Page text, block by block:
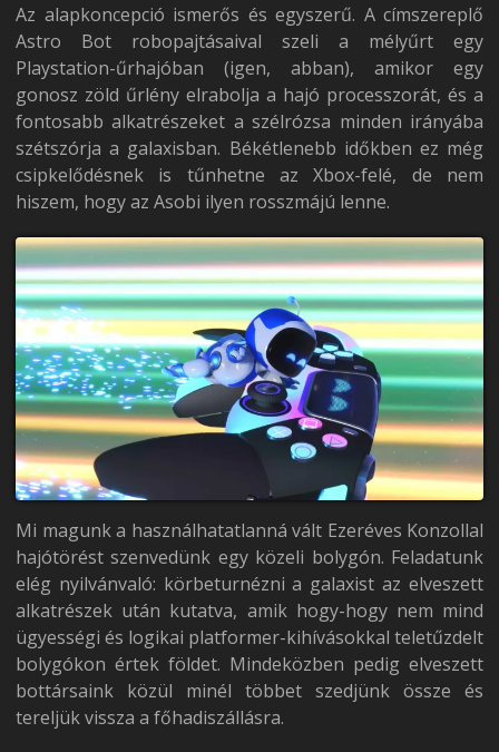
Az alapkoncepció ismerős és egyszerű. A címszereplő
Astro Bot robopajtásaival szeli a mélyűrt egy
Playstation-űrhajóban (igen, abban), amikor egy
gonosz zöld űrlény elrabolja a hajó processzorát, és a
fontosabb alkatrészeket a szélrózsa minden irányába
szétszórja a galaxisban. Békétlenebb időkben ez még
csipkelődésnek is tűnhetne az Xbox-felé, de nem
hiszem, hogy az Asobi ilyen rosszmájú lenne.
Mi magunk a használhatatlanná vált Ezeréves Konzollal
hajótörést szenvedünk egy közeli bolygón. Feladatunk
elég nyilvánvaló: körbeturnézni a galaxist az elveszett
alkatrészek után kutatva, amik hogy-hogy nem mind
ügyességi és logikai platformer-kihívásokkal teletűzdelt
bolygókon értek földet. Mindeközben pedig elveszett
bottársaink közül minél többet szedjünk össze és
tereljük vissza a főhadiszállásra.